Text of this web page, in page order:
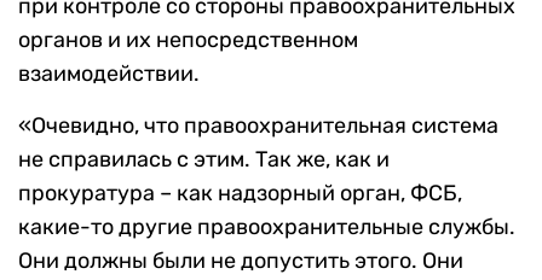
при контроле со стороны правоохранительных
органов и их непосредственном
взаимодействии.
«Очевидно, что правоохранительная система
не справилась с этим. Так же, как и
прокуратура – как надзорный орган, ФСБ,
какие-то другие правоохранительные службы.
Они должны были не допустить этого. Они